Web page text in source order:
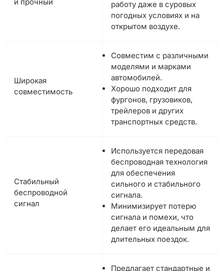
работу даже в суровых
погодных условиях и на
открытом воздухе.
Широкая
совместимость
Совместим с различными
моделями и марками
автомобилей.
Хорошо подходит для
фургонов, грузовиков,
трейлеров и других
транспортных средств.
Стабильный
беспроводной
сигнал
Используется передовая
беспроводная технология
для обеспечения
сильного и стабильного
сигнала.
Минимизирует потерю
сигнала и помехи, что
делает его идеальным для
длительных поездок.
Предлагает стандартные и